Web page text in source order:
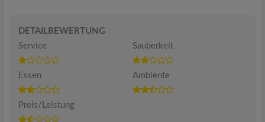
DETAILBEWERTUNG
Service
Sauberkeit
Essen Ambiente
Preis/Leistung